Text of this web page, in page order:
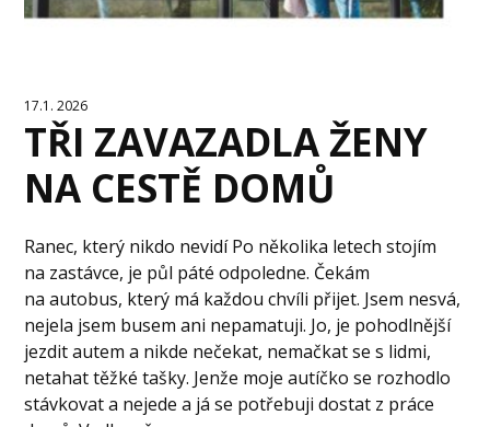
17.1. 2026
TŘI ZAVAZADLA ŽENY
NA CESTĚ DOMŮ
Ranec, který nikdo nevidí Po několika letech stojím
na zastávce, je půl páté odpoledne. Čekám
na autobus, který má každou chvíli přijet. Jsem nesvá,
nejela jsem busem ani nepamatuji. Jo, je pohodlnější
jezdit autem a nikde nečekat, nemačkat se s lidmi,
netahat těžké tašky. Jenže moje autíčko se rozhodlo
stávkovat a nejede a já se potřebuji dostat z práce